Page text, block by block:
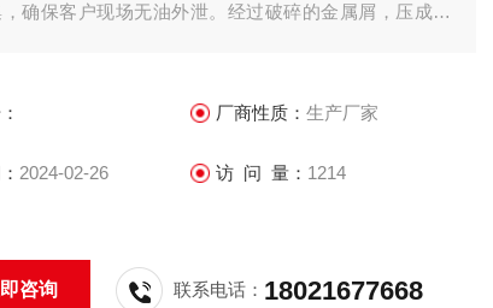
确保客户现场无油外泄。经过破碎的金属屑，压成饼
厂商性质： 生产厂家
2024-02-26 访 问 量： 1214
咨询 联系电话： 18021677668